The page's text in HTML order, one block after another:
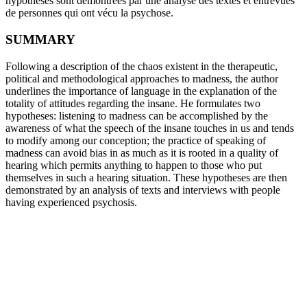
de personnes qui ont vécu la psychose.
SUMMARY
Following a description of the chaos existent in the therapeutic,
political and methodological approaches to madness, the author
underlines the importance of language in the explanation of the
totality of attitudes regarding the insane. He formulates two
hypotheses: listening to madness can be accomplished by the
awareness of what the speech of the insane touches in us and tends
to modify among our conception; the practice of speaking of
madness can avoid bias in as much as it is rooted in a quality of
hearing which permits anything to happen to those who put
themselves in such a hearing situation. These hypotheses are then
demonstrated by an analysis of texts and interviews with people
having experienced psychosis.